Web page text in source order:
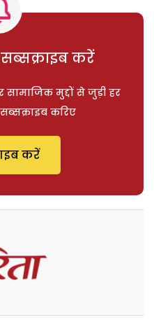
करें
मुद्दों से जुड़ी हर
करिए
करें